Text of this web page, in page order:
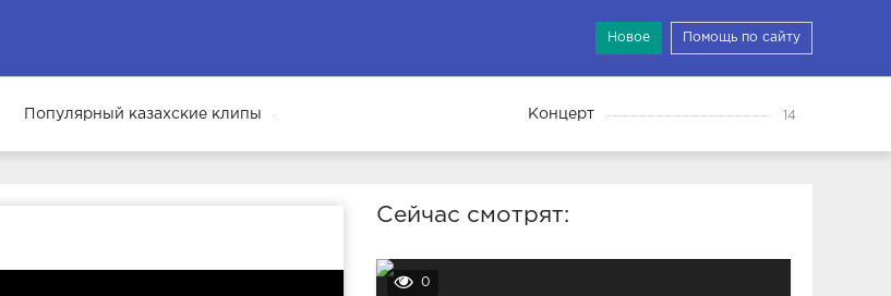
Новое Помощь по сайту
Популярный казахские клипы Концерт 14
Сейчас смотрят:
0